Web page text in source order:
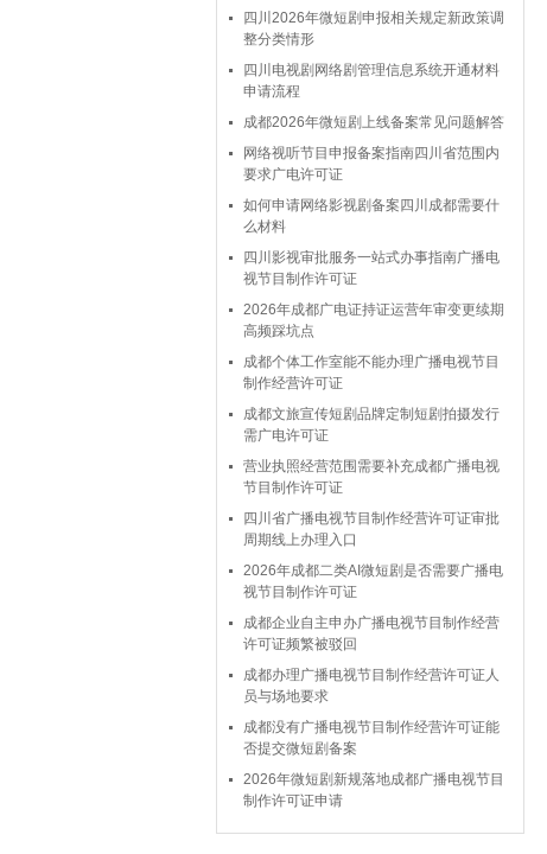
四川2026年微短剧申报相关规定新政策调
整分类情形
四川电视剧网络剧管理信息系统开通材料
申请流程
成都2026年微短剧上线备案常见问题解答
网络视听节目申报备案指南四川省范围内
要求广电许可证
如何申请网络影视剧备案四川成都需要什
么材料
四川影视审批服务一站式办事指南广播电
视节目制作许可证
2026年成都广电证持证运营年审变更续期
高频踩坑点
成都个体工作室能不能办理广播电视节目
制作经营许可证
成都文旅宣传短剧品牌定制短剧拍摄发行
需广电许可证
营业执照经营范围需要补充成都广播电视
节目制作许可证
四川省广播电视节目制作经营许可证审批
周期线上办理入口
2026年成都二类AI微短剧是否需要广播电
视节目制作许可证
成都企业自主申办广播电视节目制作经营
许可证频繁被驳回
成都办理广播电视节目制作经营许可证人
员与场地要求
成都没有广播电视节目制作经营许可证能
否提交微短剧备案
2026年微短剧新规落地成都广播电视节目
制作许可证申请